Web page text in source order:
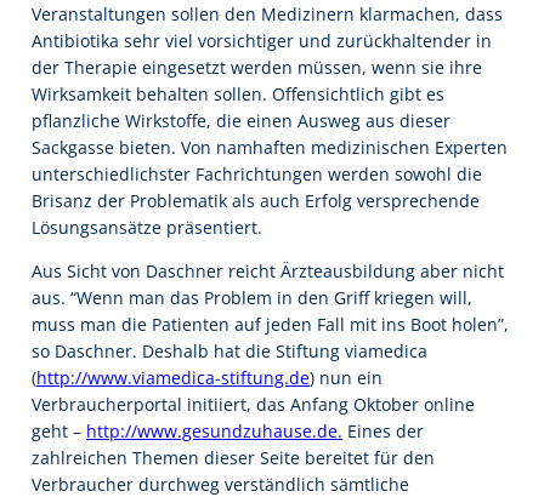
Veranstaltungen sollen den Medizinern klarmachen, dass
Antibiotika sehr viel vorsichtiger und zurückhaltender in
der Therapie eingesetzt werden müssen, wenn sie ihre
Wirksamkeit behalten sollen. Offensichtlich gibt es
pflanzliche Wirkstoffe, die einen Ausweg aus dieser
Sackgasse bieten. Von namhaften medizinischen Experten
unterschiedlichster Fachrichtungen werden sowohl die
Brisanz der Problematik als auch Erfolg versprechende
Lösungsansätze präsentiert.
Aus Sicht von Daschner reicht Ärzteausbildung aber nicht
aus. “Wenn man das Problem in den Griff kriegen will,
muss man die Patienten auf jeden Fall mit ins Boot holen”,
so Daschner. Deshalb hat die Stiftung viamedica
(http://www.viamedica-stiftung.de) nun ein
Verbraucherportal initiiert, das Anfang Oktober online
geht – http://www.gesundzuhause.de. Eines der
zahlreichen Themen dieser Seite bereitet für den
Verbraucher durchweg verständlich sämtliche